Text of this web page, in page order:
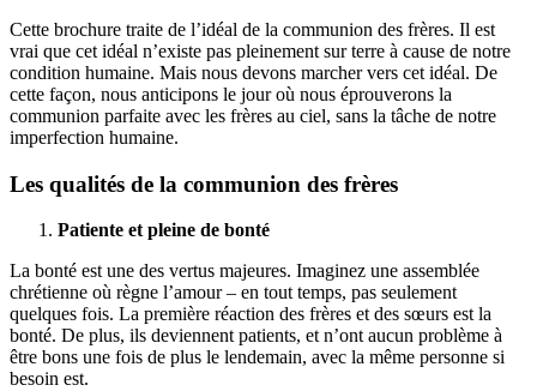
Cette brochure traite de l’idéal de la communion des frères. Il est
vrai que cet idéal n’existe pas pleinement sur terre à cause de notre
condition humaine. Mais nous devons marcher vers cet idéal. De
cette façon, nous anticipons le jour où nous éprouverons la
communion parfaite avec les frères au ciel, sans la tâche de notre
imperfection humaine.
Les qualités de la communion des frères
Patiente et pleine de bonté
La bonté est une des vertus majeures. Imaginez une assemblée
chrétienne où règne l’amour – en tout temps, pas seulement
quelques fois. La première réaction des frères et des sœurs est la
bonté. De plus, ils deviennent patients, et n’ont aucun problème à
être bons une fois de plus le lendemain, avec la même personne si
besoin est.